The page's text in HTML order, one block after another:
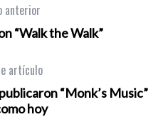
anterior
“Walk the Walk”
artículo
“Monk’s Music”
hoy